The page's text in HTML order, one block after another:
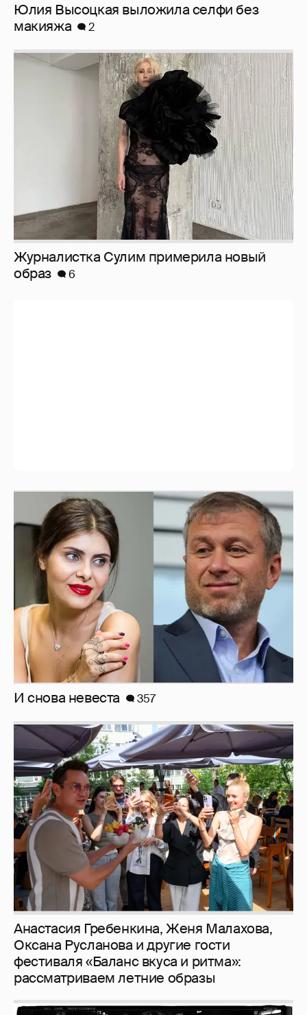
Юлия Высоцкая выложила селфи без
макияжа
2
Журналистка Сулим примерила новый
образ
6
И снова невеста 357
Анастасия Гребенкина, Женя Малахова,
Оксана Русланова и другие гости
фестиваля «Баланс вкуса и ритма»:
рассматриваем летние образы